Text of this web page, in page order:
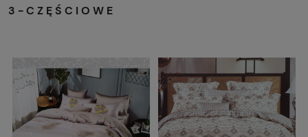
3-CZĘŚCIOWE